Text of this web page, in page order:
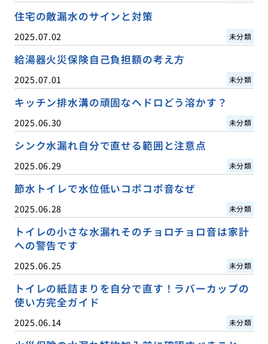
住宅の敵漏水のサインと対策
2025.07.02 未分類
給湯器火災保険自己負担額の考え方
2025.07.01 未分類
キッチン排水溝の頑固なヘドロどう溶かす？
2025.06.30 未分類
シンク水漏れ自分で直せる範囲と注意点
2025.06.29 未分類
節水トイレで水位低いコポコポ音なぜ
2025.06.28 未分類
トイレの小さな水漏れそのチョロチョロ音は家計
への警告です
2025.06.25 未分類
トイレの紙詰まりを自分で直す！ラバーカップの
使い方完全ガイド
2025.06.14 未分類